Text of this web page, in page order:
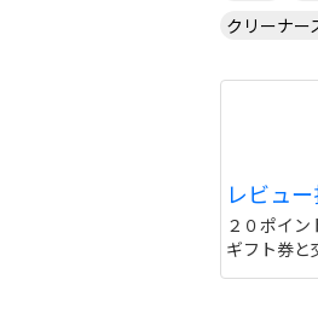
クリーナー
レビュ
２０ポイ
ギフト券と